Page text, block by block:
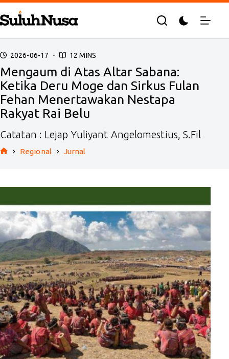
Skip
to
content
2026-06-17 12 MINS
Mengaum di Atas Altar Sabana:
Ketika Deru Moge dan Sirkus Fulan
Fehan Menertawakan Nestapa
Rakyat Rai Belu
Catatan : Lejap Yuliyant Angelomestius, S.Fil
Regional Jurnal